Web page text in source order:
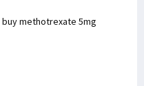
buy methotrexate 5mg